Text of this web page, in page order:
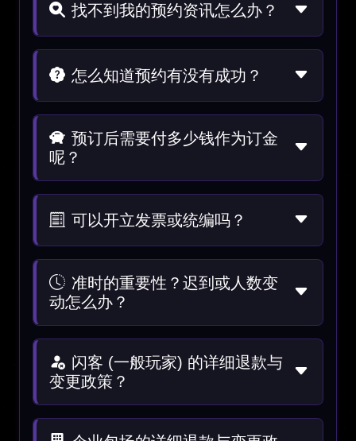
找不到我的预约资讯怎么办？
怎么知道预约有没有成功？
预订后需要付多少钱作为订金
呢？
可以开立发票或统编吗？
准时的重要性？迟到或人数变
动怎么办？
闪客 (一般玩家) 的详细退款与
变更政策？